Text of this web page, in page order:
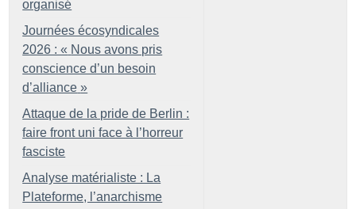
organisé
Journées écosyndicales
2026 : « Nous avons pris
conscience d’un besoin
d’alliance »
Attaque de la pride de Berlin :
faire front uni face à l’horreur
fasciste
Analyse matérialiste : La
Plateforme, l’anarchisme